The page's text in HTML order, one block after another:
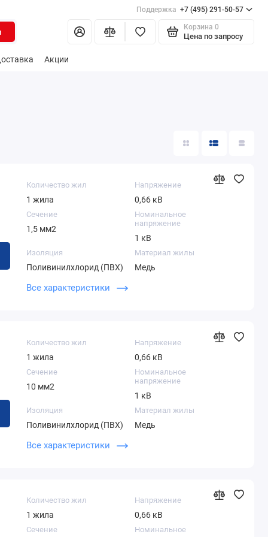
Поддержка +7 (495) 291-50-57
Корзина 0
Цена по запросу
Акции
Количество жил
1 жила
Напряжение
0,66 кВ
Сечение
1,5 мм2
Номинальное
напряжение
1 кВ
Изоляция
Поливинилхлорид (ПВХ)
Материал жилы
Медь
Теоретический вес 1
километра
Все характеристики
Количество жил
1 жила
Напряжение
0,66 кВ
Сечение
10 мм2
Номинальное
напряжение
1 кВ
Изоляция
Поливинилхлорид (ПВХ)
Материал жилы
Медь
Теоретический вес 1
километра
Все характеристики
Количество жил
1 жила
Напряжение
0,66 кВ
Сечение
Номинальное